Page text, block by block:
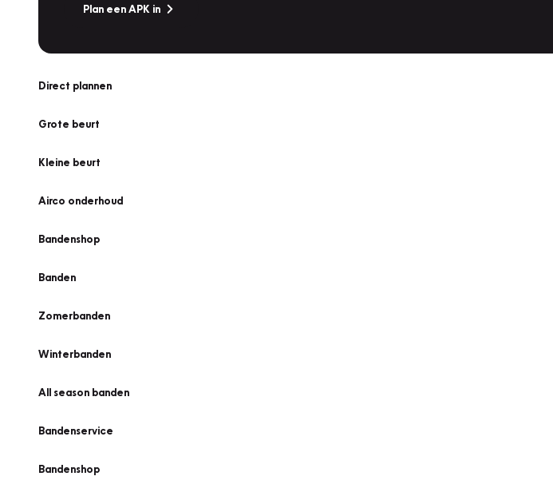
Plan een APK in
Direct plannen
Grote beurt
Kleine beurt
Airco onderhoud
Bandenshop
Banden
Zomerbanden
Winterbanden
All season banden
Bandenservice
Bandenshop